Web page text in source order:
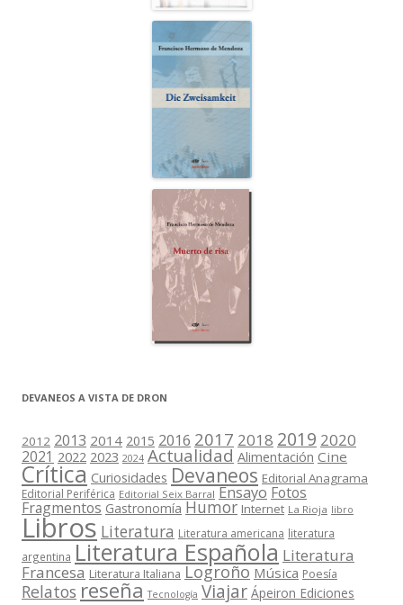
DEVANEOS A VISTA DE DRON
2012 2013 2014 2015 2016 2017 2018 2019 2020
2021 2022 2023 2024 Actualidad Alimentación Cine
Crítica Curiosidades Devaneos Editorial Anagrama
Editorial Periférica Editorial Seix Barral Ensayo Fotos
Fragmentos Gastronomía Humor Internet La Rioja libro
Libros Literatura Literatura americana literatura
argentina Literatura Española Literatura
Francesa Literatura Italiana Logroño Música Poesía
Relatos reseña Tecnología Viajar Ápeiron Ediciones